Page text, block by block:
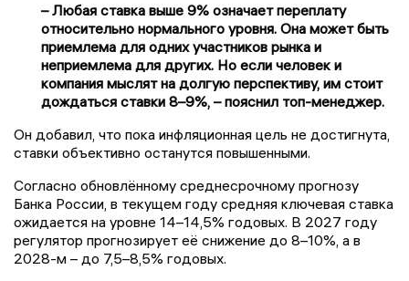
– Любая ставка выше 9% означает переплату
относительно нормального уровня. Она может быть
приемлема для одних участников рынка и
неприемлема для других. Но если человек и
компания мыслят на долгую перспективу, им стоит
дождаться ставки 8–9%, – пояснил топ-менеджер.
Он добавил, что пока инфляционная цель не достигнута,
ставки объективно останутся повышенными.
Согласно обновлённому среднесрочному прогнозу
Банка России, в текущем году средняя ключевая ставка
ожидается на уровне 14–14,5% годовых. В 2027 году
регулятор прогнозирует её снижение до 8–10%, а в
2028-м – до 7,5–8,5% годовых.